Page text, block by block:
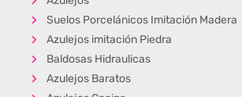
Suelos Porcelánicos Imitación Madera
Azulejos imitación Piedra
Baldosas Hidraulicas
Azulejos Baratos